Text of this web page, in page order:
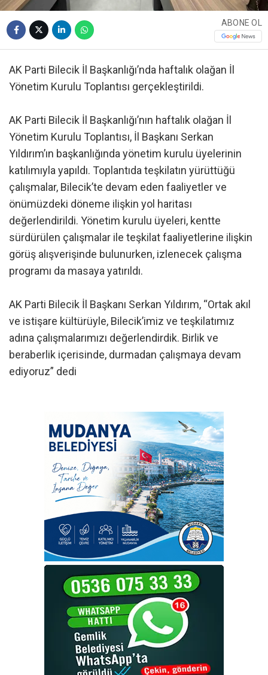
ABONE OL
AK Parti Bilecik İl Başkanlığı’nda haftalık olağan İl
Yönetim Kurulu Toplantısı gerçekleştirildi.
AK Parti Bilecik İl Başkanlığı’nın haftalık olağan İl
Yönetim Kurulu Toplantısı, İl Başkanı Serkan
Yıldırım’ın başkanlığında yönetim kurulu üyelerinin
katılımıyla yapıldı. Toplantıda teşkilatın yürüttüğü
çalışmalar, Bilecik’te devam eden faaliyetler ve
önümüzdeki döneme ilişkin yol haritası
değerlendirildi. Yönetim kurulu üyeleri, kentte
sürdürülen çalışmalar ile teşkilat faaliyetlerine ilişkin
görüş alışverişinde bulunurken, izlenecek çalışma
programı da masaya yatırıldı.
AK Parti Bilecik İl Başkanı Serkan Yıldırım, “Ortak akıl
ve istişare kültürüyle, Bilecik’imiz ve teşkilatımız
adına çalışmalarımızı değerlendirdik. Birlik ve
beraberlik içerisinde, durmadan çalışmaya devam
ediyoruz” dedi